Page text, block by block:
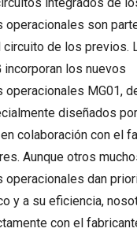
operacionales son
circuito de los previos.
incorporan los nuevos
operacionales MG01,
diseñados por
colaboración con el
Aunque otros
dan
y a su eficiencia,
con el